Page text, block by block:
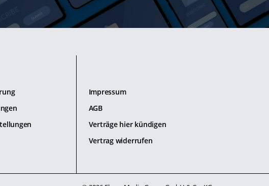
Impressum
AGB
Verträge hier kündigen
Vertrag widerrufen